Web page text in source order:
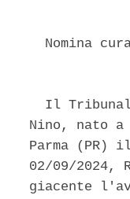
Nomina
Il
Nino, nato
Parma (PR)
02/09/2024,
giacente